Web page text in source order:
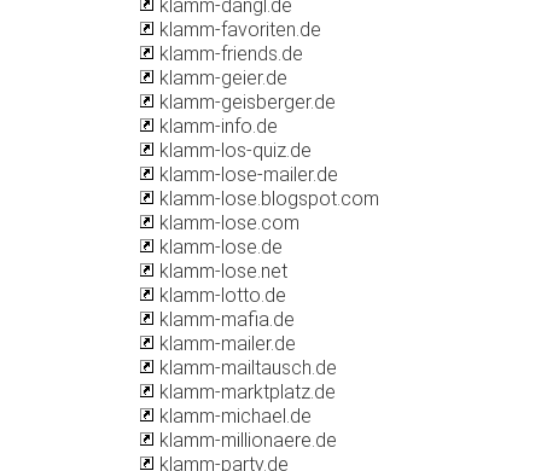
klamm-dangl.de
klamm-favoriten.de
klamm-friends.de
klamm-geier.de
klamm-geisberger.de
klamm-info.de
klamm-los-quiz.de
klamm-lose-mailer.de
klamm-lose.blogspot.com
klamm-lose.com
klamm-lose.de
klamm-lose.net
klamm-lotto.de
klamm-mafia.de
klamm-mailer.de
klamm-mailtausch.de
klamm-marktplatz.de
klamm-michael.de
klamm-millionaere.de
klamm-party.de